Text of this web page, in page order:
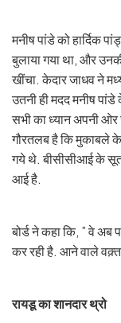
मनीष पांडे को हार्दिक
बुलाया गया था, और
खींचा. केदार जाधव ने
उतनी ही मदद मनीष
सभी का ध्यान अपनी ओर
गौरतलब है कि मुकाबले के
गये थे. बीसीसीआई के
आई है.
बोर्ड ने कहा कि, ” वे
कर रही है. आने वाले
रायडू का शानदार थ्रो